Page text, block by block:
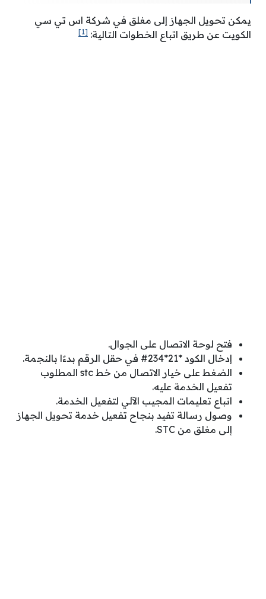
يمكن تحويل الجهاز إلى مغلق في شركة اس تي سي
الكويت عن طريق اتباع الخطوات التالية: [1]
فتح لوحة الاتصال على الجوال.
إدخال الكود *21*234# في حقل الرقم بدءًا بالنجمة.
الضغط على خيار الاتصال من خط stc المطلوب
تفعيل الخدمة عليه.
اتباع تعليمات المجيب الآلي لتفعيل الخدمة.
وصول رسالة تفيد بنجاح تفعيل خدمة تحويل الجهاز
إلى مغلق من STC.